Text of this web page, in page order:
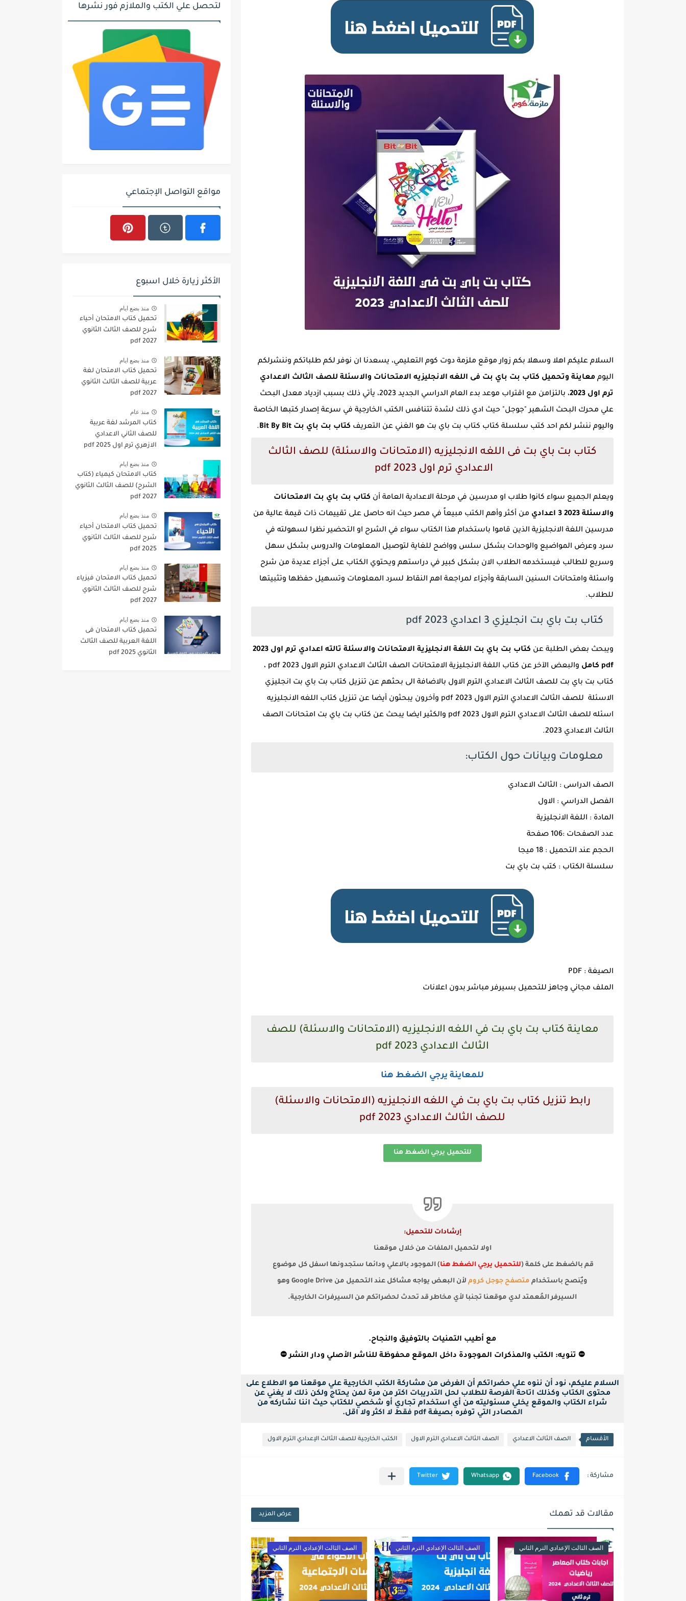
السلام عليكم اهلا وسهلا بكم زوار موقع ملزمة دوت كوم التعليمي، يسعدنا ان نوفر لكم طلباتكم وننشرلكم
اليوم معاينة وتحميل كتاب بت باي بت فى اللغه الانجليزيه الامتحانات والاسئلة للصف الثالث الاعدادي
ترم اول 2023
، بالتزامن مع اقتراب موعد بدء العام الدراسي الجديد 2023، يأتي ذلك بسبب ازدياد معدل البحث
علي محرك البحث الشهير "جوجل" حيث ادي ذلك لشدة تتنافس الكتب الخارجية في سرعة إصدار كتبها الخاصة
واليوم ننشر لكم احد كتب سلسلة كتاب كتاب بت باي بت هو الغني عن التعريف كتاب بت باي بت Bit By Bit .
كتاب بت باي بت فى اللغه الانجليزيه (الامتحانات والاسئلة) للصف الثالث
الاعدادي ترم اول 2023 pdf
ويعلم الجميع سواء كانوا طلاب او مدرسين في مرحلة الاعدادية العامة أن كتاب بت باي بت الامتحانات
والاسئلة 2023 3 اعدادي
من أكثر وأهم الكتب مبيعاً في مصر حيث انه حاصل على تقييمات ذات قيمة عالية من
مدرسين اللغة الانجليزية الذين قاموا باستخدام هذا الكتاب سواء في الشرح او التحضير نظرا لسهولته في
سرد وعرض المواضيع والوحدات بشكل سلس وواضح للغاية لتوصيل المعلومات والدروس بشكل سهل
وسريع للطالب فيستخدمه الطلاب الان بشكل كبير في دراستهم ويحتوي الكتاب على أجزاء عديدة من شرح
واسئلة وامتحانات السنين السابقة وأجزاء لمراجعة اهم النقاط لسرد المعلومات وتسهيل حفظها وتثبيتها
للطلاب.
كتاب بت باي بت انجليزي 3 اعدادي 2023 pdf
ويبحث بعض الطلبة عن
كتاب بت باي بت اللغة الانجليزية الامتحانات والاسئلة تالته اعدادي ترم اول 2023
pdf كامل
والبعض الآخر عن كتاب اللغة الانجليزية الامتحانات الصف الثالث الاعدادي الترم الاول pdf 2023 ،
كتاب بت باي بت للصف الثالث الاعدادي الترم الاول بالاضافة الى بحثهم عن تنزيل كتاب بت باي بت انجليزي
الاسئلة للصف الثالث الاعدادي الترم الاول pdf 2023 وآخرون يبحثون أيضا عن تنزيل كتاب اللغه الانجليزيه
اسئله للصف الثالث الاعدادي الترم الاول 2023 pdf والكثير ايضا يبحث عن كتاب بت باي بت امتحانات الصف
الثالث الاعدادي 2023.
معلومات وبيانات حول الكتاب:
الصف الدراسى : الثالث الاعدادي
الفصل الدراسي : الاول
المادة : اللغة الانجليزية
عدد الصفحات :106 صفحة
الحجم عند التحميل : 18 ميجا
سلسلة الكتاب : كتب بت باي بت
الصيغة : PDF
الملف مجاني وجاهز للتحميل بسيرفر مباشر بدون اعلانات
معاينة كتاب بت باي بت في اللغه الانجليزيه (الامتحانات والاسئلة) للصف
الثالث الاعدادي 2023 pdf
للمعاينة يرجي الضغط هنا
رابط تنزيل كتاب بت باي بت في اللغه الانجليزيه (الامتحانات والاسئلة)
للصف الثالث الاعدادي 2023 pdf
للتحميل يرجي الضغط هنا
إرشادات للتحميل:
اولا لتحميل الملفات من خلال موقعنا
قم بالضغط على كلمة (للتحميل يرجي الضغط هنا) الموجود بالاعلي ودائما ستجدونها اسفل كل موضوع
ويٌنصح باستخدام متصفح جوجل كروم لأن البعض يواجه مشاكل عند التحميل من Google Drive وهو
السيرفر المُعمتد لدي موقعنا تجنبا لأي مخاطر قد تحدث لحضراتكم من السيرفرات الخارجية.
مع أطيب التمنيات بالتوفيق والنجاح.
⛔ تنويه: الكتب والمذكرات الموجودة داخل الموقع محفوظة للناشر الأصلي ودار النشر ⛔
السلام عليكم، نود أن ننوه علي حضراتكم أن الغرض من مشاركة الكتب الخارجية علي موقعنا هو الاطلاع على
محتوى الكتاب وكذلك اتاحة الفرصة للطلاب لحل التدريبات اكتر من مرة لمن يحتاج ولكن ذلك لا يغني عن
شراء الكتاب والموقع يخلي مسئوليته من أي استخدام تجاري أو شخصي للكتاب حيث اننا نشاركه من
المصادر التي توفره بصيغة pdf فقط لا اكثر ولا اقل.
الأقسام الصف الثالث الاعدادي الصف الثالث الاعدادي الترم الاول الكتب الخارجية للصف الثالث الإعدادي الترم الاول
مقالات قد تهمك عرض المزيد
الصف الثالث الإعدادي الترم الثاني الصف الثالث الإعدادي الترم الثاني الصف الثالث الإعدادي الترم الثاني
لتحصل علي الكتب والملازم فور نشرها
مواقع التواصل الإجتماعي
الأكثر زيارة خلال اسبوع
منذ بضع ايام
تحميل كتاب الامتحان أحياء
شرح للصف الثالث الثانوي
2027 pdf
منذ بضع ايام
تحميل كتاب الامتحان لغة
عربية للصف الثالث الثانوي
2027 pdf
منذ عام
كتاب المرشد لغة عربية
للصف الثاني الاعدادي
الازهري ترم اول 2025 pdf
منذ بضع ايام
كتاب الامتحان كيمياء (كتاب
الشرح) للصف الثالث الثانوي
pdf 2027
منذ بضع ايام
تحميل كتاب الامتحان أحياء
شرح للصف الثالث الثانوي
2025 pdf
منذ بضع ايام
تحميل كتاب الامتحان فيزياء
شرح للصف الثالث الثانوي
2027 pdf
منذ بضع ايام
تحميل كتاب الامتحان فى
اللغة العربية للصف الثالث
الثانوي 2025 pdf